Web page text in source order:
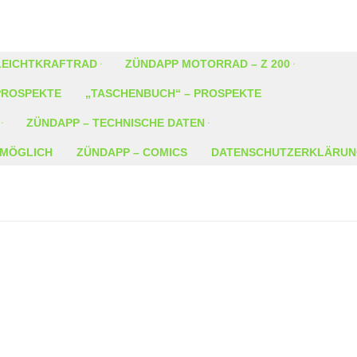
ZÜNDAPP MOTORRAD – Z 200
„TASCHENBUCH“ – PROSPEKTE
ZÜNDAPP – TECHNISCHE DATEN
ZÜNDAPP – COMICS